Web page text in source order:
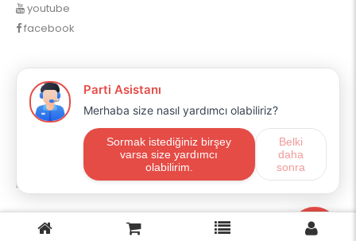
youtube
facebook
Profilim
Profilim
Sipariş Geçmişim
Alışveriş Listem
Mail Aboneliği